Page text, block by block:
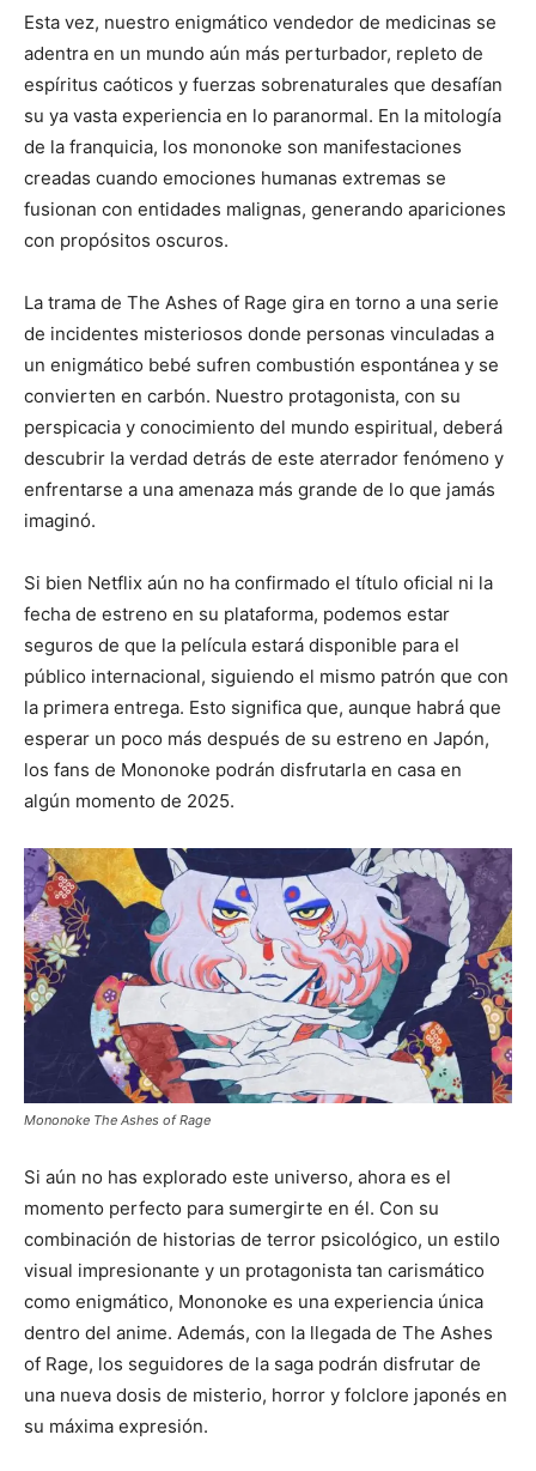
Esta vez, nuestro enigmático vendedor de medicinas se
adentra en un mundo aún más perturbador, repleto de
espíritus caóticos y fuerzas sobrenaturales que desafían
su ya vasta experiencia en lo paranormal. En la mitología
de la franquicia, los mononoke son manifestaciones
creadas cuando emociones humanas extremas se
fusionan con entidades malignas, generando apariciones
con propósitos oscuros.
La trama de The Ashes of Rage gira en torno a una serie
de incidentes misteriosos donde personas vinculadas a
un enigmático bebé sufren combustión espontánea y se
convierten en carbón. Nuestro protagonista, con su
perspicacia y conocimiento del mundo espiritual, deberá
descubrir la verdad detrás de este aterrador fenómeno y
enfrentarse a una amenaza más grande de lo que jamás
imaginó.
Si bien Netflix aún no ha confirmado el título oficial ni la
fecha de estreno en su plataforma, podemos estar
seguros de que la película estará disponible para el
público internacional, siguiendo el mismo patrón que con
la primera entrega. Esto significa que, aunque habrá que
esperar un poco más después de su estreno en Japón,
los fans de Mononoke podrán disfrutarla en casa en
algún momento de 2025.
Mononoke The Ashes of Rage
Si aún no has explorado este universo, ahora es el
momento perfecto para sumergirte en él. Con su
combinación de historias de terror psicológico, un estilo
visual impresionante y un protagonista tan carismático
como enigmático, Mononoke es una experiencia única
dentro del anime. Además, con la llegada de The Ashes
of Rage, los seguidores de la saga podrán disfrutar de
una nueva dosis de misterio, horror y folclore japonés en
su máxima expresión.